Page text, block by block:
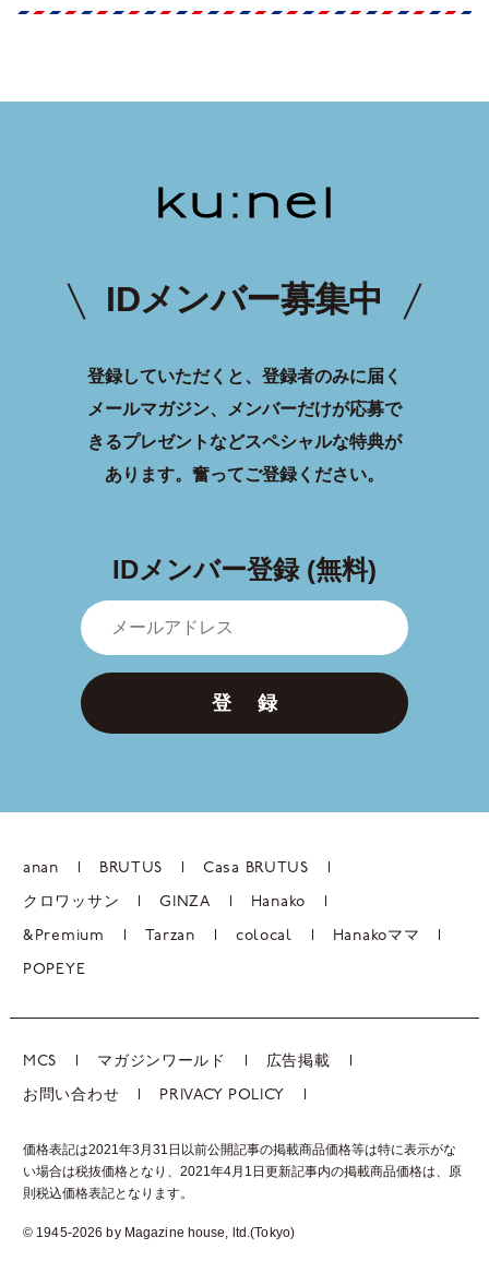
IDメンバー募集中
登録していただくと、登録者のみに届く
メールマガジン、メンバーだけが応募で
きるプレゼントなどスペシャルな特典が
あります。 奮ってご登録ください。
IDメンバー登録 (無料)
登 録
anan BRUTUS Casa BRUTUS
クロワッサン GINZA Hanako
&Premium Tarzan colocal Hanakoママ
POPEYE
MCS マガジンワールド 広告掲載
お問い合わせ PRIVACY POLICY
価格表記は2021年3月31日以前公開記事の掲載商品価格等は特に表示がな
い場合は税抜価格となり、2021年4月1日更新記事内の掲載商品価格は、 原
則税込価格表記となります。
© 1945-2026 by Magazine house, ltd.(Tokyo)